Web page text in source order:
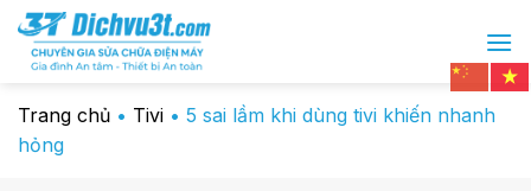
Chuyển
đến
dung
Trang chủ • Tivi • 5 sai lầm khi dùng tivi khiến nhanh
hỏng